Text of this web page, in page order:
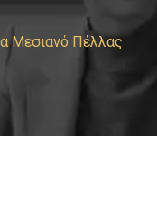
Μεσιανό Πέλλας